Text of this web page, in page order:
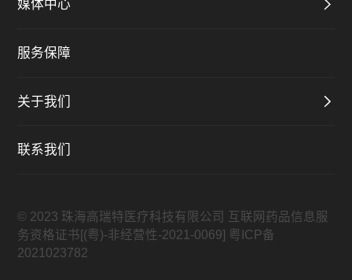
媒体中心
服务保障
关于我们
联系我们
© 2023 珠海高瑞特医疗科技有限公司
互联网药品信息服
务资格证书[(粤)-非经营性-2021-0069] 粤ICP备
2021023782